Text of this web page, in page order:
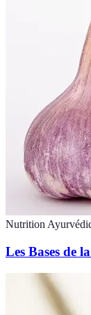
Nutrition
Les Bases de